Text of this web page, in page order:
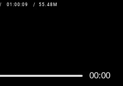
01:00:09 55.48M
00:00